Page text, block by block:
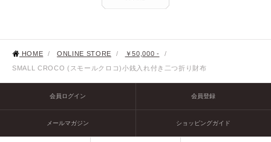
HOME / ONLINE STORE / ￥50,000 -
/
SMALL CROCO (スモールクロコ)小銭入れ付き二つ折り財布
会員ログイン 会員登録
メールマガジン ショッピングガイド